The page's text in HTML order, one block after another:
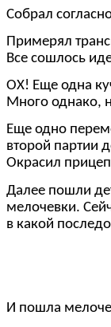
Собрал
Примерял
Все сошлось
ОХ! Еще одна
Много однако,
Еще одно
второй партии
Окрасил
Далее пошли
мелочевки.
в какой
И пошла